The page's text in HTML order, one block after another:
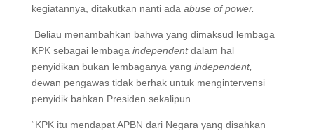
kegiatannya, ditakutkan nanti ada abuse of power.
Beliau menambahkan bahwa yang dimaksud lembaga
KPK sebagai lembaga independentdalam hal
penyidikan bukan lembaganya yang independent,
dewan pengawas tidak berhak untuk mengintervensi
penyidik bahkan Presiden sekalipun.
“KPK itu mendapat APBN dari Negara yang disahkan